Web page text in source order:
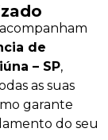
acompanham
de
– SP,
as suas
garante
do seu